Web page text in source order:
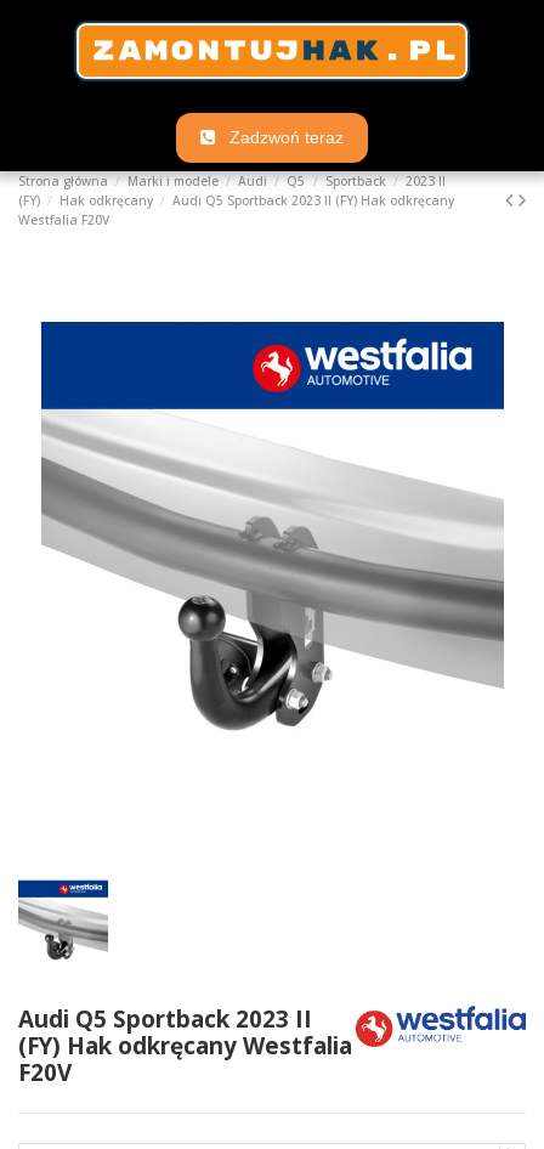
Zadzwoń teraz
Strona główna Marki i modele Audi Q5 Sportback
2023 II
(FY)
Hak odkręcany
Audi Q5 Sportback 2023 II (FY) Hak odkręcany
Westfalia F20V
Audi Q5 Sportback 2023 II
(FY) Hak odkręcany Westfalia
F20V